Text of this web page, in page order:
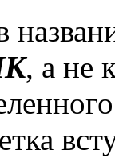
, а не